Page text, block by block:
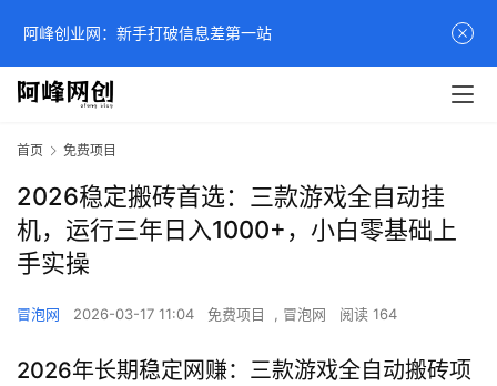
首页 免费项目
2026稳定搬砖首选：三款游戏全自动挂
机，运行三年日入1000+，小白零基础上
手实操
冒泡网 2026-03-17 11:04 免费项目 , 冒泡网 阅读 164
2026年长期稳定网赚：三款游戏全自动搬砖项
阿峰创业网：新手打破信息差第一站